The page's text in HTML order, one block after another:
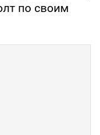
по своим